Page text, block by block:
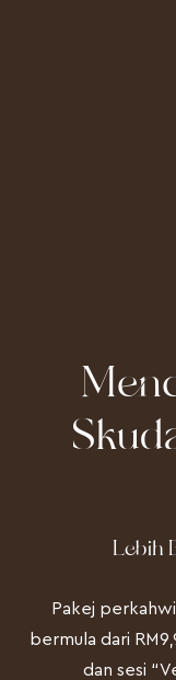
Lebih
Pakej
bermula dari
dan sesi